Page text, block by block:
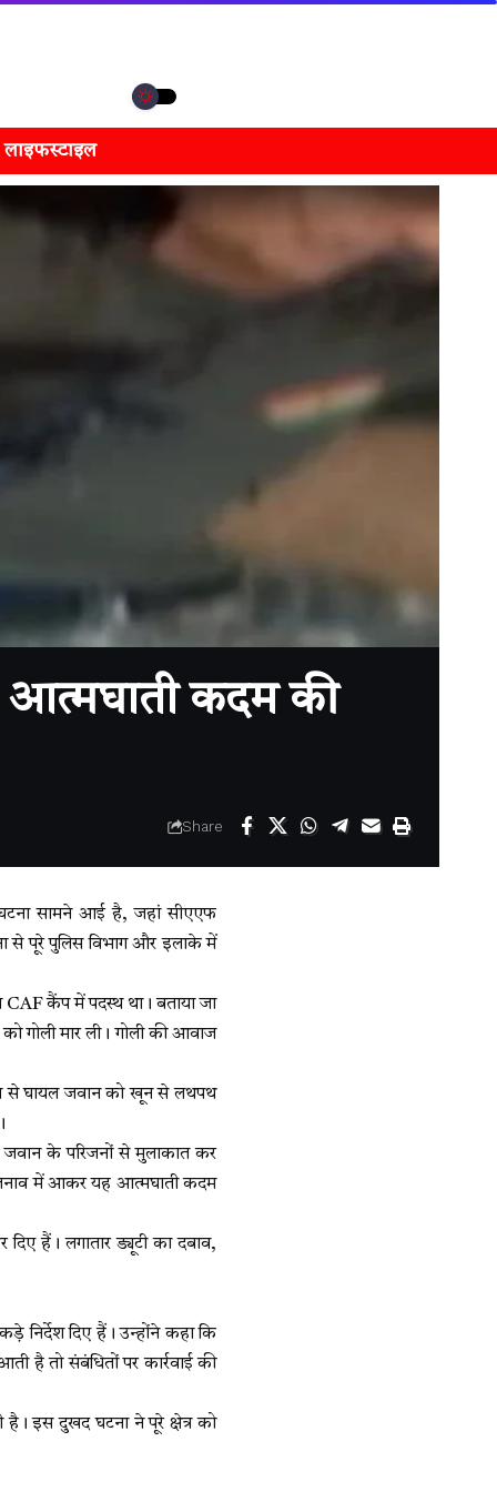
लाइफस्टाइल
आत्मघाती कदम की
Share
सामने आई है, जहां सीएएफ
से पूरे पुलिस विभाग और इलाके में
CAF कैंप में पदस्थ था। बताया जा
गोली मार ली। गोली की आवाज
से घायल जवान को खून से लथपथ
जवान के परिजनों से मुलाकात कर
तनाव में आकर यह आत्मघाती कदम
हैं। लगातार ड्यूटी का दबाव,
निर्देश दिए हैं। उन्होंने कहा कि
है तो संबंधितों पर कार्रवाई की
इस दुखद घटना ने पूरे क्षेत्र को